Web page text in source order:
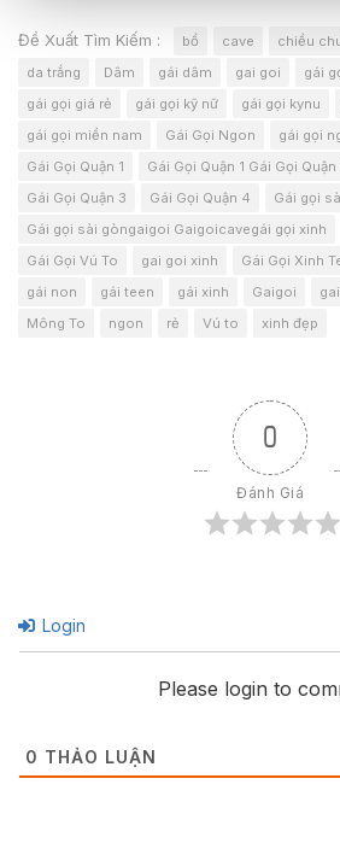
Đề Xuất Tìm Kiếm : bổ cave chiều
da trắng
Dâm gái dâm gai goi
gái
gái gọi giá rẻ
gái gọi kỹ nữ gái gọi kynu
gái gọi miền nam
Gái Gọi Ngon
gái gọi
Gái Gọi Quận 1
Gái Gọi Quận 1 Gái Gọi Quận
Gái Gọi Quận 3
Gái Gọi Quận 4
Gái gọi
Gái gọi sài gòngaigoi Gaigoicavegái gọi xinh
Gái Gọi Vú To
gai goi xinh Gái Gọi Xinh
gái non
gái teen gái xinh Gaigoi
Mông To
ngon rẻ Vú to xinh đẹp
0
Đánh Giá
Login
Please login to
0 THẢO LUẬN